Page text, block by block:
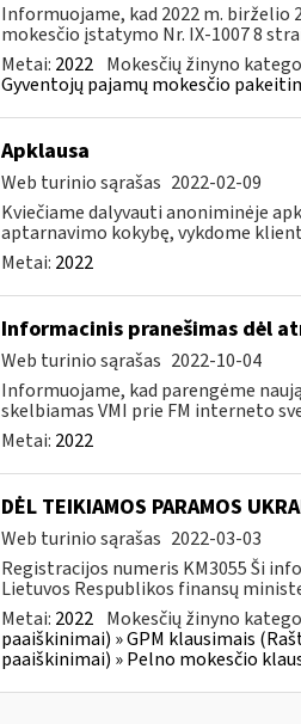
Informuojame, kad 2022 m. birželio
mokesčio įstatymo Nr. IX-1007 8
Metai: 2022 Mokesčių žinyno
Gyventojų pajamų mokesčio
Apklausa
Web turinio sąrašas 2022-02-09
Kviečiame dalyvauti anoniminėje
aptarnavimo kokybę, vykdome
Metai: 2022
Informacinis pranešimas dėl
Web turinio sąrašas 2022-10-04
Informuojame, kad parengėme
skelbiamas VMI prie FM interneto
Metai: 2022
DĖL TEIKIAMOS PARAMOS
Web turinio sąrašas 2022-03-03
Registracijos numeris KM3055 Ši
Lietuvos Respublikos finansų
Metai: 2022 Mokesčių žinyno
paaiškinimai) » GPM klausimais
paaiškinimai) » Pelno mokesčio